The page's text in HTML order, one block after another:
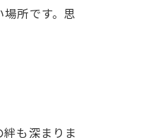
所です。思
も深まりま